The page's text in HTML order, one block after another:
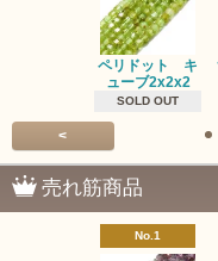
ペリドット キ
ューブ2x2x2
SOLD OUT
<
売れ筋商品
No.1